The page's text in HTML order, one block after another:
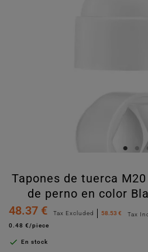
Tapones de tuerca
de perno en color
48.37 €
Tax Excluded 58.53 €
Tax
0.48 €/piece
 En stock